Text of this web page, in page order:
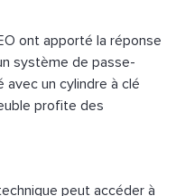
ont apporté la réponse
système de passe-
avec un cylindre à clé
profite des
peut accéder à